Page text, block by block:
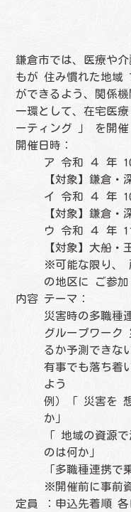
鎌倉市では、医療や
もが 住み慣れた地域
ができるよう、関係
一環として、在宅医
ーティング 」 を開催
開催日時：
ア 令和 ４ 年
【対象】鎌倉・
イ 令和 ４ 年
【対象】鎌倉・
ウ 令和 ４ 年
【対象】大船・
※可能な限り、
の地区に ご参加
内容 テーマ：
災害時の多職種
グループワーク
るか予測できな
有事でも落ち着
よう
例）「 災害を
か」
「 地域の資源
のは何か」
「多職種連携で
※開催前に事前
定員 ：申込先着順